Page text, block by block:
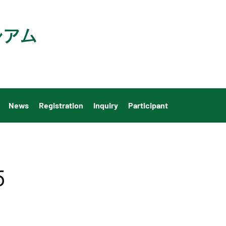
ム​
News Registration Inquiry Participant